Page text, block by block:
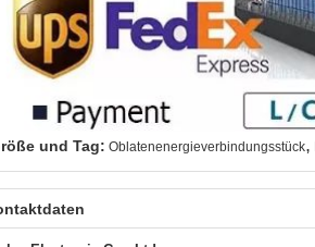
und Tag: Oblatenenergieverbindungsstück,